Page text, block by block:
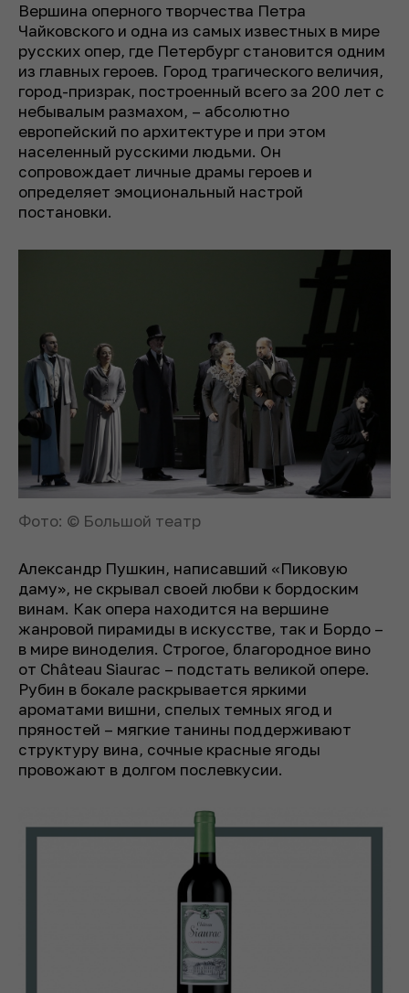
Вершина оперного творчества Петра
Чайковского и одна из самых известных в мире
русских опер, где Петербург становится одним
из главных героев. Город трагического величия,
город-призрак, построенный всего за 200 лет с
небывалым размахом, – абсолютно
европейский по архитектуре и при этом
населенный русскими людьми. Он
сопровождает личные драмы героев и
определяет эмоциональный настрой
постановки.
Фото: © Большой театр
Александр Пушкин, написавший «Пиковую
даму», не скрывал своей любви к бордоским
винам. Как опера находится на вершине
жанровой пирамиды в искусстве, так и Бордо –
в мире виноделия. Строгое, благородное вино
от Château Siaurac – подстать великой опере.
Рубин в бокале раскрывается яркими
ароматами вишни, спелых темных ягод и
пряностей – мягкие танины поддерживают
структуру вина, сочные красные ягоды
провожают в долгом послевкусии.